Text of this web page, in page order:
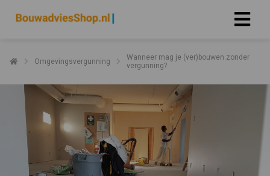
Omgevingsvergunning
Wanneer mag je (ver)bouwen zonder
vergunning?